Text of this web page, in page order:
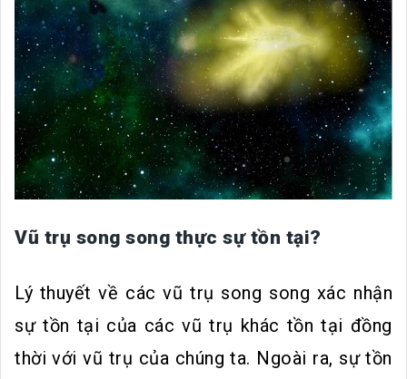
Vũ trụ song song thực sự tồn tại?
Lý thuyết về các vũ trụ song song xác nhận
sự tồn tại của các vũ trụ khác tồn tại đồng
thời với vũ trụ của chúng ta. Ngoài ra, sự tồn